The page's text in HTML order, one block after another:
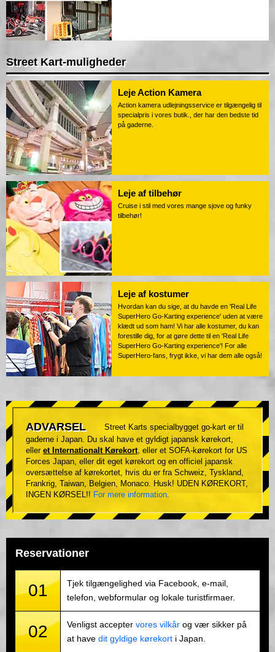
Street Kart-muligheder
Leje Action Kamera
Action kamera udlejningsservice er tilgængelig til
specialpris i vores butik., der har den bedste tid
på gaderne.
Leje af tilbehør
Cruise i stil med vores mange sjove og funky
tilbehør!
Leje af kostumer
Hvordan kan du sige, at du havde en 'Real Life
SuperHero Go-Karting experience' uden at være
klædt ud som ham! Vi har alle kostumer, du kan
forestille dig, for at gøre dette til en 'Real Life
SuperHero Go-Karting experience'! For alle
SuperHero-fans, frygt ikke, vi har dem alle også!
ADVARSEL
Street Karts specialbygget go-kart er til
gaderne i Japan. Du skal have et gyldigt japansk kørekort,
eller et Internationalt Kørekort , eller et SOFA-kørekort for US
Forces Japan, eller dit eget kørekort og en officiel japansk
oversættelse af kørekortet, hvis du er fra Schweiz, Tyskland,
Frankrig, Taiwan, Belgien, Monaco. Husk! UDEN KØREKORT,
INGEN KØRSEL!! For mere information
Reservationer
01
Tjek tilgængelighed via Facebook, e-mail,
telefon, webformular og lokale turistfirmaer.
02 Venligst accepter vores vilkår og vær sikker på
at have dit gyldige kørekort i Japan.